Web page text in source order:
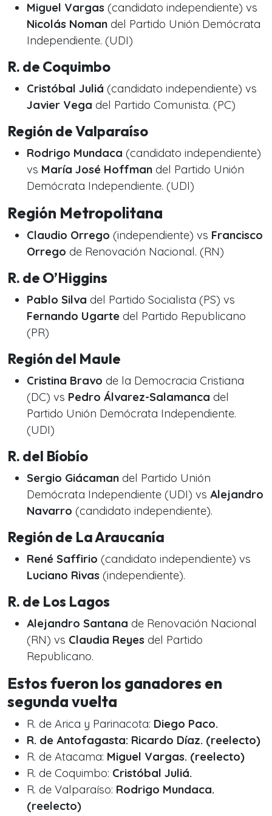
Miguel Vargas (candidato independiente) vs
Nicolás Noman del Partido Unión Demócrata
Independiente. (UDI)
R. de Coquimbo
Cristóbal Juliá (candidato independiente) vs
Javier Vega del Partido Comunista. (PC)
Región de Valparaíso
Rodrigo Mundaca (candidato independiente)
vs María José Hoffman del Partido Unión
Demócrata Independiente. (UDI)
Región Metropolitana
Claudio Orrego (independiente) vs Francisco
Orrego de Renovación Nacional. (RN)
R. de O’Higgins
Pablo Silva del Partido Socialista (PS) vs
Fernando Ugarte del Partido Republicano
(PR)
Región del Maule
Cristina Bravo de la Democracia Cristiana
(DC) vs Pedro Álvarez-Salamanca del
Partido Unión Demócrata Independiente.
(UDI)
R. del Bíobío
Sergio Giácaman del Partido Unión
Demócrata Independiente (UDI) vs Alejandro
Navarro (candidato independiente).
Región de La Araucanía
René Saffirio (candidato independiente) vs
Luciano Rivas (independiente).
R. de Los Lagos
Alejandro Santana de Renovación Nacional
(RN) vs Claudia Reyes del Partido
Republicano.
Estos fueron los ganadores en
segunda vuelta
R. de Arica y Parinacota: Diego Paco.
R. de Antofagasta: Ricardo Díaz. (reelecto)
R. de Atacama: Miguel Vargas. (reelecto)
R. de Coquimbo: Cristóbal Juliá.
R. de Valparaíso: Rodrigo Mundaca.
(reelecto)